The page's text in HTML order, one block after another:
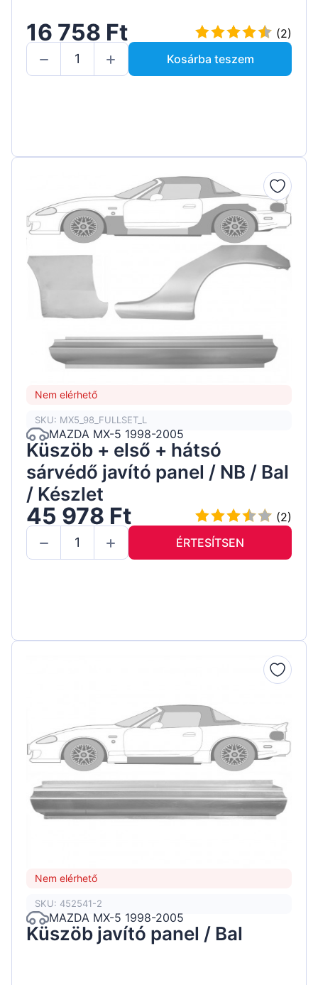
16 758 Ft
(2)
Kosárba teszem
Nem elérhető
SKU: MX5_98_FULLSET_L
MAZDA MX-5 1998-2005
Küszöb + első + hátsó
sárvédő javító panel / NB / Bal
/ Készlet
45 978 Ft
(2)
ÉRTESÍTSEN
Nem elérhető
SKU: 452541-2
MAZDA MX-5 1998-2005
Küszöb javító panel / Bal